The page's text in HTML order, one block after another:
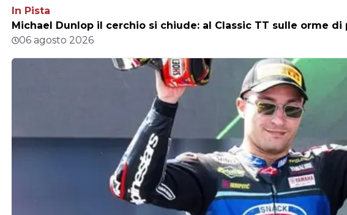
In Pista
Michael Dunlop il cerchio si chiude: al Classic TT sulle orme di
06 agosto 2026